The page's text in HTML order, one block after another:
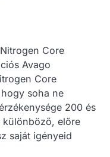
Core
Avago
Core
soha ne
200 és
különböző, előre
saját igényeid